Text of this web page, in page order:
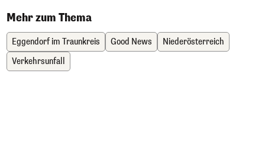
Mehr zum Thema
Eggendorf im Traunkreis Good News
Niederösterreich
Verkehrsunfall